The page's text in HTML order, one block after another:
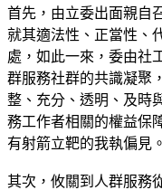
首先，由立委出面親自
就其適法性、正當性、
處，如此一來，委由社
群服務社群的共識凝聚
整、充分、透明、及時
務工作者相關的權益保
有射箭立靶的我執偏見。
其次，攸關到人群服務